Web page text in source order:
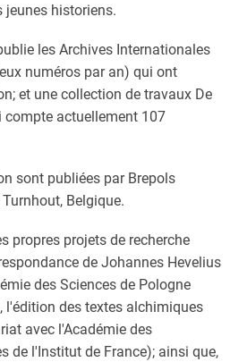
jeunes historiens.
les Archives Internationales
numéros par an) qui ont
et une collection de travaux De
compte actuellement 107
sont publiées par Brepols
Belgique.
propres projets de recherche
de Johannes Hevelius
des Sciences de Pologne
l'édition des textes alchimiques
avec l'Académie des
de l'Institut de France); ainsi que,